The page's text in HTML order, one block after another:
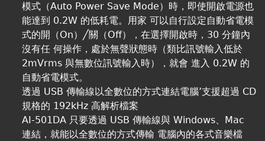
模式（Auto Power Save Mode）時，即使開啟電源也
能達到 0.2W 的低耗電。用家 可以自行設定自動省電模
式的開（On）╱關（Off），在選擇開啟時，30 分鐘內
沒有任 何操作，處於無聲狀態時（類比訊號輸入低於
2mVrms 與無數位訊號輸入時），就會 進入 0.2W 的
自動省電模式。
透過 USB 傳輸線以全數位的方式連結電腦’支援超過 CD
規格的 192kHz 高解析檔案
AI-501DA 只要透過 USB 傳輸線與 Windows、Mac
連結，就能以全數位的方式傳輸 電腦內的各式音樂檔